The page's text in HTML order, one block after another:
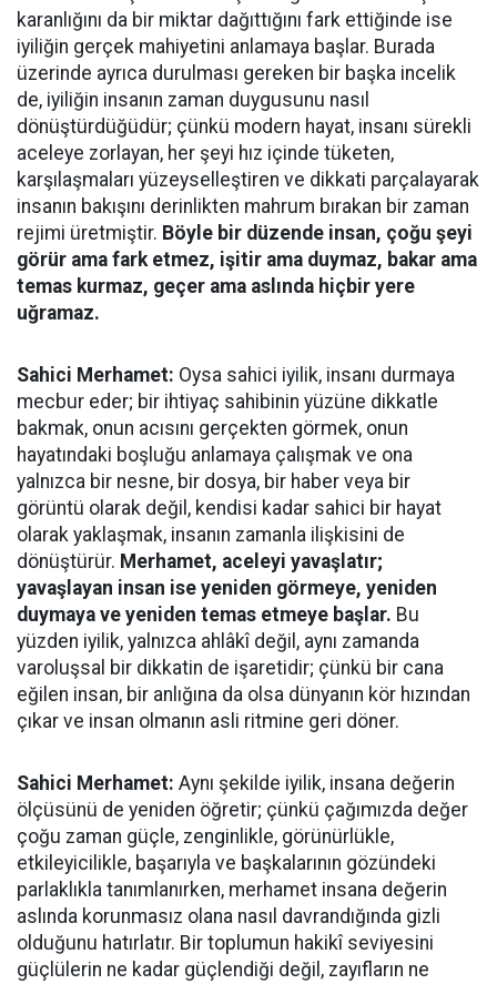
karanlığını da bir miktar dağıttığını fark ettiğinde ise
iyiliğin gerçek mahiyetini anlamaya başlar. Burada
üzerinde ayrıca durulması gereken bir başka incelik
de, iyiliğin insanın zaman duygusunu nasıl
dönüştürdüğüdür; çünkü modern hayat, insanı sürekli
aceleye zorlayan, her şeyi hız içinde tüketen,
karşılaşmaları yüzeyselleştiren ve dikkati parçalayarak
insanın bakışını derinlikten mahrum bırakan bir zaman
rejimi üretmiştir. Böyle bir düzende insan, çoğu şeyi
görür ama fark etmez, işitir ama duymaz, bakar ama
temas kurmaz, geçer ama aslında hiçbir yere
uğramaz.
Sahici Merhamet: Oysa sahici iyilik, insanı durmaya
mecbur eder; bir ihtiyaç sahibinin yüzüne dikkatle
bakmak, onun acısını gerçekten görmek, onun
hayatındaki boşluğu anlamaya çalışmak ve ona
yalnızca bir nesne, bir dosya, bir haber veya bir
görüntü olarak değil, kendisi kadar sahici bir hayat
olarak yaklaşmak, insanın zamanla ilişkisini de
dönüştürür. Merhamet, aceleyi yavaşlatır;
yavaşlayan insan ise yeniden görmeye, yeniden
duymaya ve yeniden temas etmeye başlar. Bu
yüzden iyilik, yalnızca ahlâkî değil, aynı zamanda
varoluşsal bir dikkatin de işaretidir; çünkü bir cana
eğilen insan, bir anlığına da olsa dünyanın kör hızından
çıkar ve insan olmanın asli ritmine geri döner.
Sahici Merhamet: Aynı şekilde iyilik, insana değerin
ölçüsünü de yeniden öğretir; çünkü çağımızda değer
çoğu zaman güçle, zenginlikle, görünürlükle,
etkileyicilikle, başarıyla ve başkalarının gözündeki
parlaklıkla tanımlanırken, merhamet insana değerin
aslında korunmasız olana nasıl davrandığında gizli
olduğunu hatırlatır. Bir toplumun hakikî seviyesini
güçlülerin ne kadar güçlendiği değil, zayıfların ne